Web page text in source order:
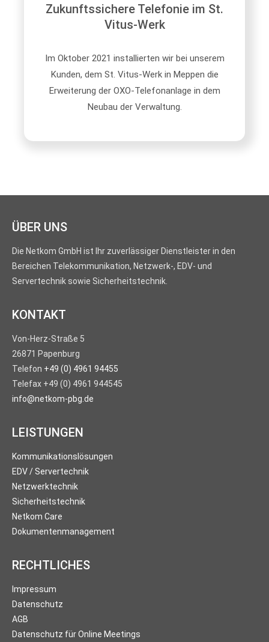
Zukunftssichere Telefonie im St.
Vitus-Werk
Im Oktober 2021 installierten wir bei unserem
Kunden, dem St. Vitus-Werk in Meppen die
Erweiterung der OXO-Telefonanlage in dem
Neubau der Verwaltung.
ÜBER UNS
Die Netkom GmbH ist Ihr zuverlässiger Dienstleister in den
Bereichen Telekommunikation, Netzwerk-, EDV- und
Servertechnik sowie Sicherheitstechnik.
KONTAKT
Von-Herz-Straße 5
26871 Papenburg
Telefon +49 (0) 4961 94455
Telefax +49 (0) 4961 944545
info@netkom-pbg.de
LEISTUNGEN
Kommunikationslösungen
EDV / Servertechnik
Netzwerktechnik
Sicherheitstechnik
Netkom Care
Dokumentenmanagement
RECHTLICHES
Impressum
Datenschutz
AGB
Datenschutz für Online Meetings